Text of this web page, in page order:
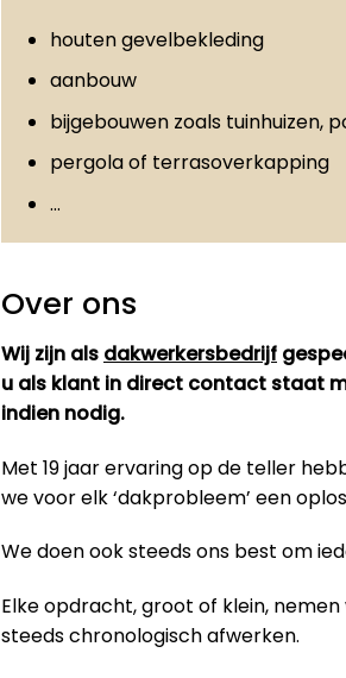
houten gevelbekleding
aanbouw
bijgebouwen zoals tuinhuizen,
pergola of terrasoverkapping
…
Over ons
Wij zijn als dakwerkersbedrijf
u als klant in direct contact staat
indien nodig.
Met 19 jaar ervaring op de teller
we voor elk ‘dakprobleem’ een
We doen ook steeds ons best om
Elke opdracht, groot of klein,
steeds chronologisch afwerken.